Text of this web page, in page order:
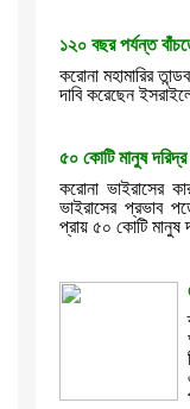
১২০ বছর পর্যন্ত
করোনা মহামারির
দাবি করেছেন
৫০ কোটি মানুষ
করোনা ভাইরাসের
ভাইরাসের প্রভাব
প্রায় ৫০ কোটি মানুষ